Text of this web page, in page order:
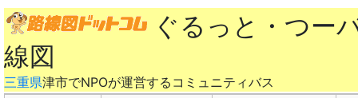
ぐるっと・つー
線図
三重県津市でNPOが運営するコミュニティバス